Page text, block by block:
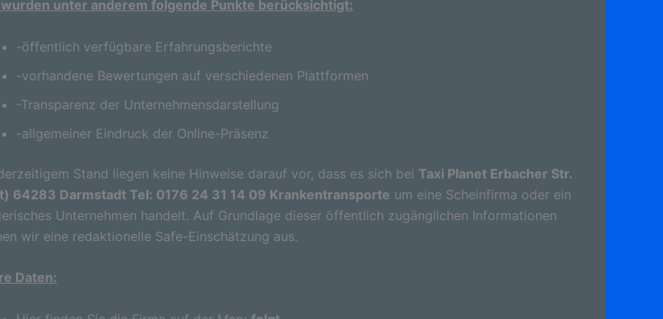
wurden unter anderem folgende Punkte berücksichtigt:
-öffentlich verfügbare Erfahrungsberichte
-vorhandene Bewertungen auf verschiedenen Plattformen
-Transparenz der Unternehmensdarstellung
-allgemeiner Eindruck der Online-Präsenz
Stand liegen keine Hinweise darauf vor, dass es sich bei Taxi Planet Erbacher Str.
64283 Darmstadt Tel: 0176 24 31 14 09 Krankentransporte um eine Scheinfirma oder ein
Unternehmen handelt. Auf Grundlage dieser öffentlich zugänglichen Informationen
wir eine redaktionelle Safe-Einschätzung aus.
Daten: